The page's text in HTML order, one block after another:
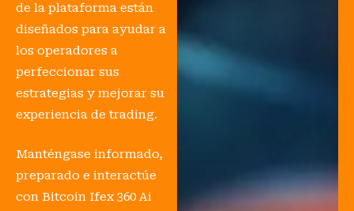
de la plataforma están
diseñados para ayudar a
los operadores a
perfeccionar sus
estrategias y mejorar su
experiencia de trading.
Manténgase informado,
preparado e interactúe
con Bitcoin Ifex 360 Ai